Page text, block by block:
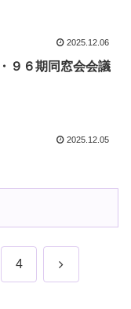
2025.12.06
９６期同窓会会議
2025.12.05
4 次